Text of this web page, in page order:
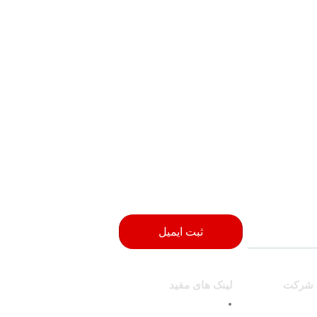
ثبت ایمیل
شرکت لینک های مفید